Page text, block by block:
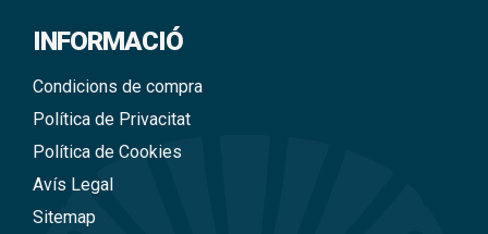
INFORMACIÓ
Condicions de compra
Política de Privacitat
Política de Cookies
Avís Legal
Sitemap